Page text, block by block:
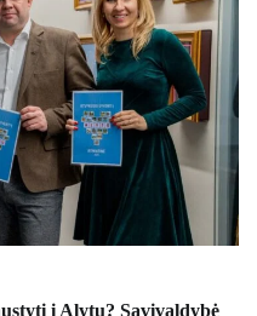
į Alytų? Savivaldybė